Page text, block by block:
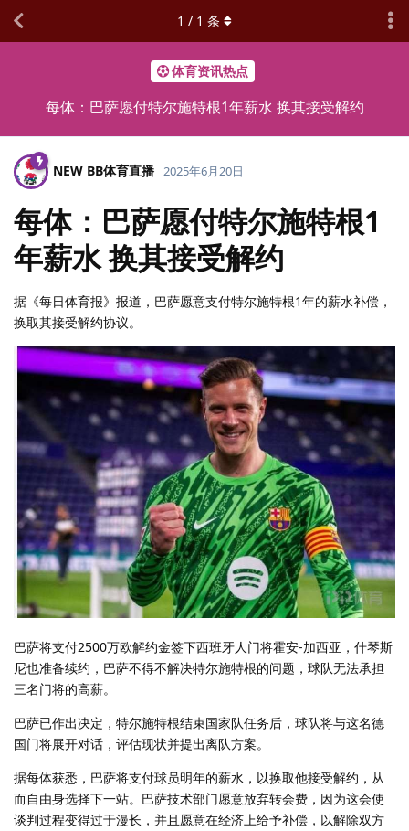
体育资讯热点
每体：巴萨愿付特尔施特根1年薪水 换其接受解约
1 / 1 条
NEW BB体育直播 2025年6月20日
每体：巴萨愿付特尔施特根1
年薪水 换其接受解约
据《每日体育报》报道，巴萨愿意支付特尔施特根1年的薪水补偿，
换取其接受解约协议。
巴萨将支付2500万欧解约金签下西班牙人门将霍安-加西亚，什琴斯
尼也准备续约，巴萨不得不解决特尔施特根的问题，球队无法承担
三名门将的高薪。
巴萨已作出决定，特尔施特根结束国家队任务后，球队将与这名德
国门将展开对话，评估现状并提出离队方案。
据每体获悉，巴萨将支付球员明年的薪水，以换取他接受解约，从
而自由身选择下一站。巴萨技术部门愿意放弃转会费，因为这会使
谈判过程变得过于漫长，并且愿意在经济上给予补偿，以解除双方